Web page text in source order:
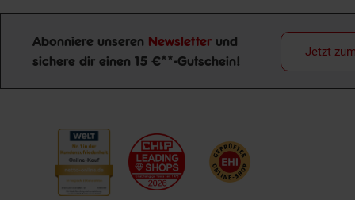
Newsletter Anmeldung
Abonniere unseren Newsletter und
sichere dir einen 15 €**-Gutschein!
Jetzt